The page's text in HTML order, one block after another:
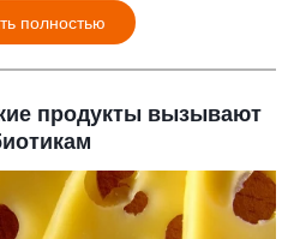
полностью
продукты вызывают